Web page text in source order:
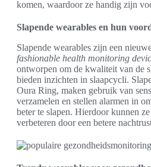
komen, waardoor ze handig zijn
Slapende wearables en hun
Slapende wearables zijn een
fashionable health monitoring
ontworpen om de kwaliteit van de
bieden inzichten in slaapcycli.
Oura Ring, maken gebruik van
verzamelen en stellen alarmen in
beter te slapen. Hierdoor kunnen
verbeteren door een betere